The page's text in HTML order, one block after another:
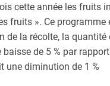
cette année les fruits
fruits ». Ce programme
de la récolte, la quantité
de 5 % par rapport
une diminution de 1 %